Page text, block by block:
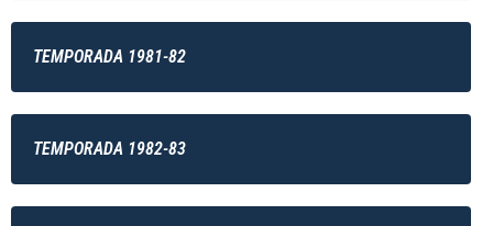
TEMPORADA 1981-82
TEMPORADA 1982-83